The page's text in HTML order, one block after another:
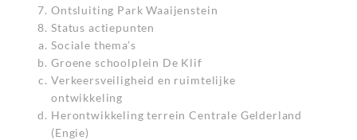
Ontsluiting Park Waaijenstein
Status actiepunten
Sociale thema’s
Groene schoolplein De Klif
Verkeersveiligheid en ruimtelijke
ontwikkeling
Herontwikkeling terrein Centrale Gelderland
(Engie)